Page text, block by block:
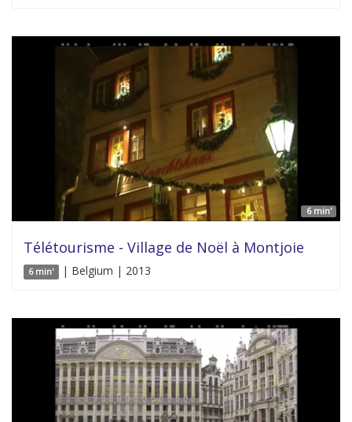
6 min'
Télétourisme - Village de Noël à Montjoie
6 min' | Belgium | 2013